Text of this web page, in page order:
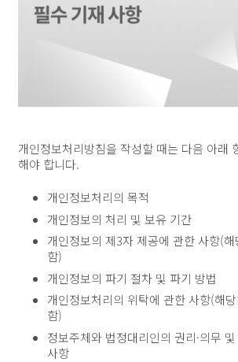
개인정보처리방침을 작성할 때는 다음 아래
해야 합니다.
개인정보처리의 목적
개인정보의 처리 및 보유 기간
개인정보의 제3자 제공에 관한 사항(
함)
개인정보의 파기 절차 및 파기 방법
개인정보처리의 위탁에 관한 사항(해
함)
정보주체와 법정대리인의 권리·의무
사항